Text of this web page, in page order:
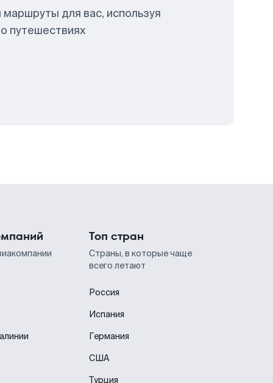
для вас, используя
путешествиях
Топ стран
Страны, в которые чаще
всего летают
Россия
Испания
Германия
США
Турция